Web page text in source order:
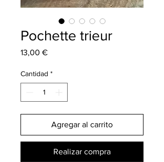
Pochette trieur
13,00 €Precio
Cantidad *
Agregar al carrito
Realizar compra